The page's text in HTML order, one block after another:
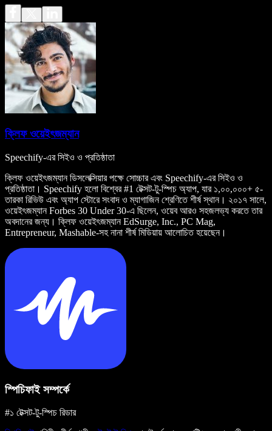
ক্লিফ ওয়েইৎজম্যান
Speechify-এর সিইও ও প্রতিষ্ঠাতা
ক্লিফ ওয়েইৎজম্যান ডিসলেক্সিয়ার পক্ষে সোচ্চার এবং Speechify-এর সিইও ও
প্রতিষ্ঠাতা। Speechify হলো বিশ্বের #1 টেক্সট-টু-স্পিচ অ্যাপ, যার ১,০০,০০০+ ৫-
তারকা রিভিউ এবং অ্যাপ স্টোরে সংবাদ ও ম্যাগাজিন শ্রেণিতে শীর্ষ স্থান। ২০১৭ সালে,
ওয়েইৎজম্যান Forbes 30 Under 30-এ ছিলেন, ওয়েব আরও সহজলভ্য করতে তার
অবদানের জন্য। ক্লিফ ওয়েইৎজম্যান EdSurge, Inc., PC Mag,
Entrepreneur, Mashable-সহ নানা শীর্ষ মিডিয়ায় আলোচিত হয়েছেন।
স্পিচিফাই সম্পর্কে
#১ টেক্সট-টু-স্পিচ রিডার